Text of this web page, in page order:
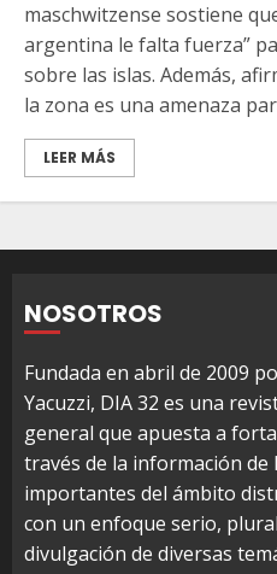
maschwitzense sostiene
argentina le falta fuerza”
sobre las islas. Además,
la zona es una amenaza
LEER MÁS
NOSOTROS
Fundada en abril de 2009
Yacuzzi, DIA 32 es una
general que apuesta a
través de la información de
importantes del ámbito
con un enfoque serio,
divulgación de diversas